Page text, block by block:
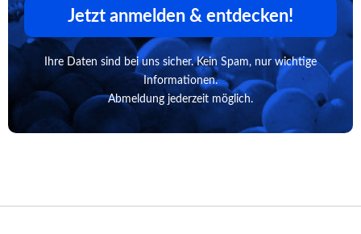
Jetzt anmelden & entdecken!
Ihre Daten sind bei uns sicher. Kein Spam, nur wichtige
Informationen.
Abmeldung jederzeit möglich.